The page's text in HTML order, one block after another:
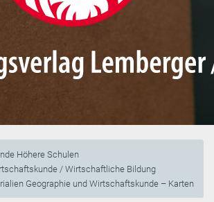
Höhere Schulen
/ Wirtschaftliche Bildung
Geographie und Wirtschaftskunde – Karten